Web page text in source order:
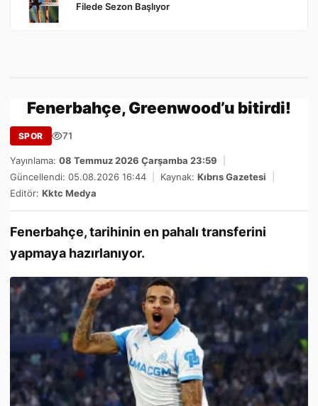
Filede Sezon Başlıyor
Fenerbahçe, Greenwood’u bitirdi!
SPOR 71
Yayınlama: 08 Temmuz 2026 Çarşamba 23:59
Güncellendi: 05.08.2026 16:44
Kaynak: Kıbrıs Gazetesi
Editör: Kktc Medya
Fenerbahçe, tarihinin en pahalı transferini
yapmaya hazırlanıyor.